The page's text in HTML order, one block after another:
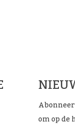
om op de